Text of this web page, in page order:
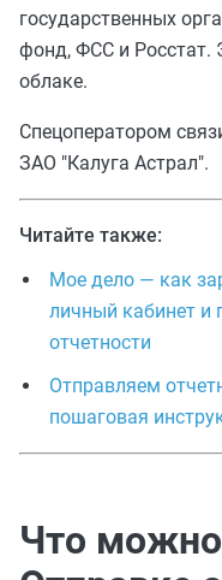
государственных
фонд, ФСС и Росстат.
облаке.
Спецоператором
ЗАО "Калуга Астрал".
Читайте также:
Мое дело — как
личный кабинет и
отчетности
Отправляем
пошаговая
Что